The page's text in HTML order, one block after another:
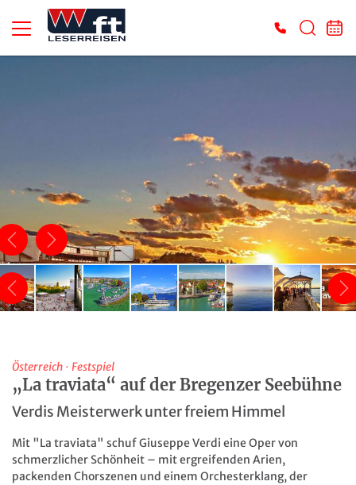
Österreich · Festspiel
„La traviata“ auf der Bregenzer Seebühne
Verdis Meisterwerk unter freiem Himmel
Mit "La traviata" schuf Giuseppe Verdi eine Oper von
schmerzlicher Schönheit – mit ergreifenden Arien,
packenden Chorszenen und einem Orchesterklang, der